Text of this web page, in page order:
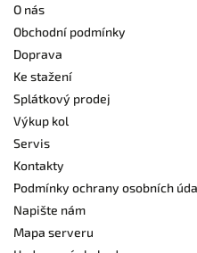
O nás
Obchodní podmínky
Doprava
Ke stažení
Splátkový prodej
Výkup kol
Servis
Kontakty
Podmínky ochrany osobních
Napište nám
Mapa serveru